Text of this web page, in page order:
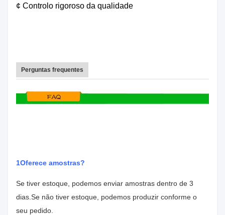
¢ Controlo rigoroso da qualidade
Perguntas frequentes
1Oferece amostras?
Se tiver estoque, podemos enviar amostras dentro de 3
dias. Se não tiver estoque, podemos produzir conforme o
seu pedido.